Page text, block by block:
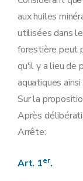
aux huiles
utilisées dans
forestière peut
qu'il y a lieu de
aquatiques
Sur la
Après
Arrête:
Art. 1er.